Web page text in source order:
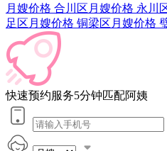
月嫂价格 合川区月嫂价格 永川
足区月嫂价格 铜梁区月嫂价格
快速预约服务5分钟匹配阿姨